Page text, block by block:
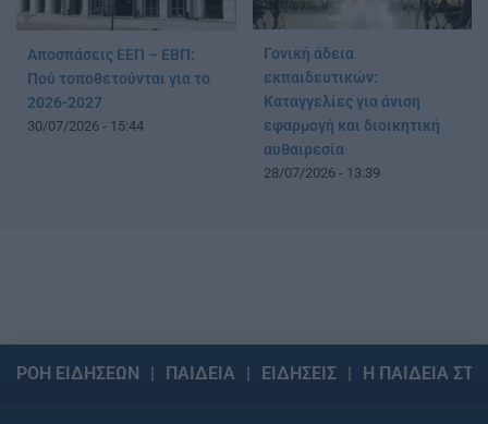
Αποσπάσεις ΕΕΠ – ΕΒΠ:
Πού τοποθετούνται για το
2026-2027
30/07/2026 - 15:44
Γονική άδεια
εκπαιδευτικών:
Καταγγελίες για άνιση
εφαρμογή και διοικητική
αυθαιρεσία
28/07/2026 - 13:39
ΡΟΗ ΕΙΔΗΣΕΩΝ ΠΑΙΔΕΙΑ ΕΙΔΗΣΕΙΣ Η ΠΑΙΔΕΙΑ